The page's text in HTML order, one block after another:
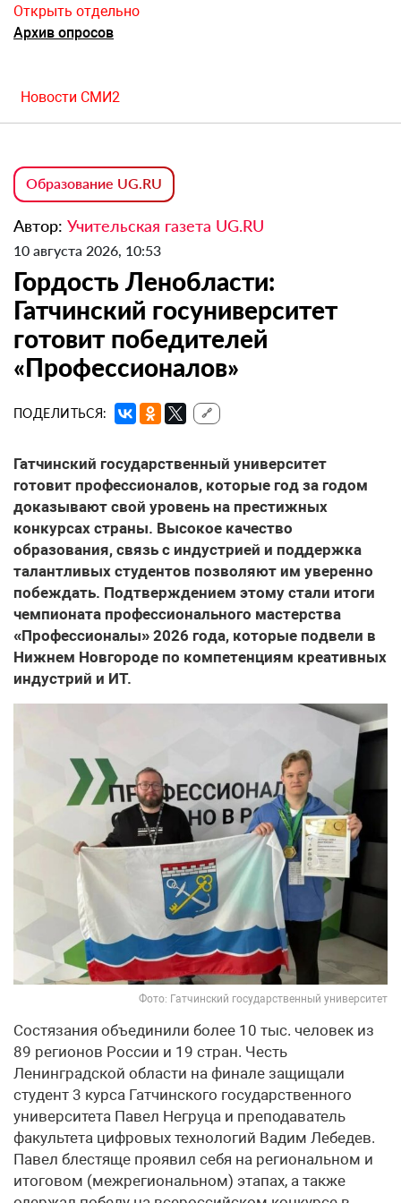
Открыть отдельно
Архив опросов
Новости СМИ2
Образование UG.RU
Автор: Учительская газета UG.RU
10 августа 2026, 10:53
Гордость Ленобласти:
Гатчинский госуниверситет
готовит победителей
«Профессионалов»
ПОДЕЛИТЬСЯ: 🔗
Гатчинский государственный университет
готовит профессионалов, которые год за годом
доказывают свой уровень на престижных
конкурсах страны. Высокое качество
образования, связь с индустрией и поддержка
талантливых студентов позволяют им уверенно
побеждать. Подтверждением этому стали итоги
чемпионата профессионального мастерства
«Профессионалы» 2026 года, которые подвели в
Нижнем Новгороде по компетенциям креативных
индустрий и ИТ.
Фото: Гатчинский государственный университет
Состязания объединили более 10 тыс. человек из
89 регионов России и 19 стран. Честь
Ленинградской области на финале защищали
студент 3 курса Гатчинского государственного
университета Павел Негруца и преподаватель
факультета цифровых технологий Вадим Лебедев.
Павел блестяще проявил себя на региональном и
итоговом (межрегиональном) этапах, а также